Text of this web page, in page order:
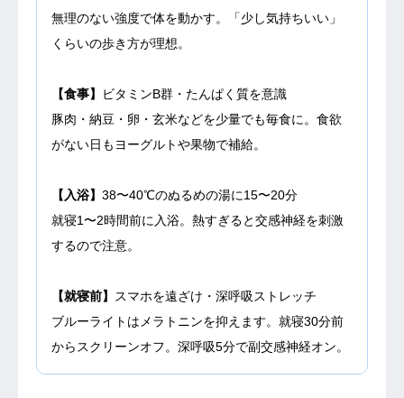
無理のない強度で体を動かす。「少し気持ちいい」
くらいの歩き方が理想。
【食事】
ビタミンB群・たんぱく質を意識
豚肉・納豆・卵・玄米などを少量でも毎食に。食欲
がない日もヨーグルトや果物で補給。
【入浴】 38〜40℃のぬるめの湯に15〜20分
就寝1〜2時間前に入浴。熱すぎると交感神経を刺激
するので注意。
【就寝前】
スマホを遠ざけ・深呼吸ストレッチ
ブルーライトはメラトニンを抑えます。就寝30分前
からスクリーンオフ。深呼吸5分で副交感神経オン。